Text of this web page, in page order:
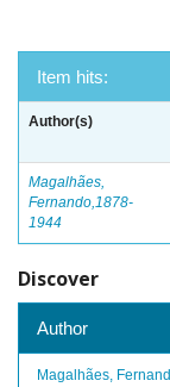
Item hits:
Author(s)
Magalhães,
Fernando,1878-
1944
Discover
Author
Magalhães,